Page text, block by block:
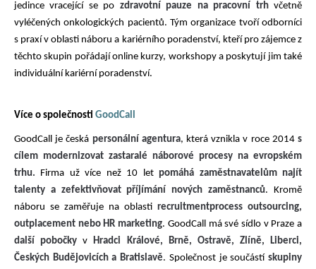
jedince vracející se po zdravotní pauze na pracovní trhvčetně
vyléčených onkologických pacientů. Tým organizace tvoří odborníci
s praxí v oblasti náboru a kariérního poradenství, kteří pro zájemce z
těchto skupin pořádají online kurzy, workshopy a poskytují jim také
individuální kariérní poradenství.
Více o společnosti GoodCall
GoodCall je česká personální agentura, která vznikla v roce 2014s
cílem modernizovat zastaralé náborové procesy na evropském
trhu. Firma už více než 10 let pomáhá zaměstnavatelům najít
talenty a zefektivňovat příjímání nových zaměstnanců. Kromě
náboru se zaměřuje na oblasti recruitmentprocess outsourcing,
outplacement nebo HR marketing. GoodCallmá své sídlo v Praze a
další pobočky vHradci Králové, Brně, Ostravě, Zlíně, Liberci,
Českých Budějovicích a Bratislavě. Společnost je součástí skupiny